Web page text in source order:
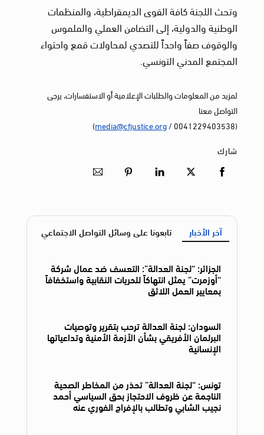
وتحث اللجنة كافة القوى الديمقراطية، والمنظمات
الوطنية والدولية، إلى التضامن العملي والملموس
والوقوف صفاً واحداً للتصدي لمحاولات قمع واحتواء
المجتمع المدني التونسي.
لمزيد من المعلومات والطلبات الإعلامية أو الاستفسارات، يرجى
التواصل معنا
(0041229403538 /
media@cfjustice.org
)
شارك
آخر الأخبار تابعونا على وسائل التواصل الاجتماعي
الجزائر: “لجنة العدالة”: التعسف ضد عمال شركة
“أوزمرت” يمثل انتهاكاً للحريات النقابية واستخفافاً
بمعايير العمل اللائق
السودان: لجنة العدالة ترحب بتقرير وتوصيات
البرلمان الأفريقي بشأن الأزمة الأمنية وتداعياتها
الإنسانية
تونس: “لجنة العدالة” تحذر من المخاطر الصحية
الناجمة عن ظروف الاحتجاز بحق السياسي أحمد
نجيب الشابي وتطالب بالإفراج الفوري عنه